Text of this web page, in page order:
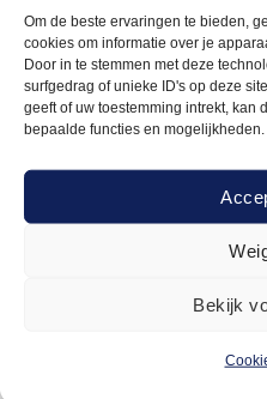
Om de beste ervaringen te bieden,
cookies om informatie over je
Door in te stemmen met deze
surfgedrag of unieke ID's op deze
geeft of uw toestemming intrekt,
bepaalde functies en mogelijkheden.
Bekijk
Wordt geleverd met
Onze barren hebben een 5/
andere koppeling dan een
Hou hier dan rekening mee!